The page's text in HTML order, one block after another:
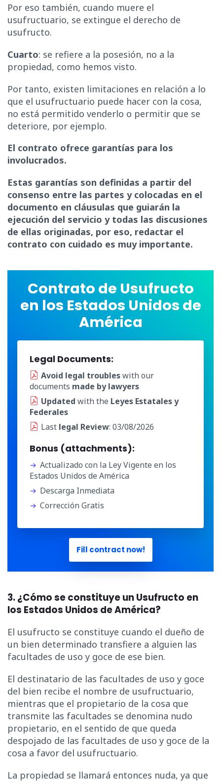
Por eso también, cuando muere el
usufructuario, se extingue el derecho de
usufructo.
Cuarto: se refiere a la posesión, no a la
propiedad, como hemos visto.
Por tanto, existen limitaciones en relación a lo
que el usufructuario puede hacer con la cosa,
no está permitido venderlo o permitir que se
deteriore, por ejemplo.
El contrato ofrece garantías para los
involucrados.
Estas garantías son definidas a partir del
consenso entre las partes y colocadas en el
documento en cláusulas que guiarán la
ejecución del servicio y todas las discusiones
de ellas originadas, por eso, redactar el
contrato con cuidado es muy importante.
Contrato de Usufructo
en los Estados Unidos de
América
Legal Documents:
Avoid legal troubleswith our
documents made by lawyers
Updated with the Leyes Estatales y
Federales
Last legal Review: 03/08/2026
Bonus (attachments):
Actualizado con la Ley Vigente en los
Estados Unidos de América
Descarga Inmediata
Corrección Gratis
Fill contract now!
3. ¿Cómo se constituye un Usufructo en
los Estados Unidos de América?
El usufructo se constituye cuando el dueño de
un bien determinado transfiere a alguien las
facultades de uso y goce de ese bien.
El destinatario de las facultades de uso y goce
del bien recibe el nombre de usufructuario,
mientras que el propietario de la cosa que
transmite las facultades se denomina nudo
propietario, en el sentido de que queda
despojado de las facultades de uso y goce de la
cosa a favor del usufructuario.
La propiedad se llamará entonces nuda, ya que